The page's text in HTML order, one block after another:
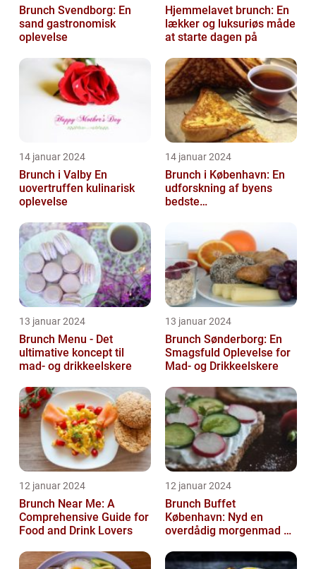
Brunch Svendborg: En
sand gastronomisk
oplevelse
Hjemmelavet brunch: En
lækker og luksuriøs måde
at starte dagen på
14 januar 2024
Brunch i Valby En
uovertruffen kulinarisk
oplevelse
14 januar 2024
Brunch i København: En
udforskning af byens
bedste
13 januar 2024
Brunch Menu - Det
ultimative koncept til
mad- og drikkeelskere
13 januar 2024
Brunch Sønderborg: En
Smagsfuld Oplevelse for
Mad- og Drikkeelskere
12 januar 2024
Brunch Near Me: A
Comprehensive Guide for
Food and Drink Lovers
12 januar 2024
Brunch Buffet
København: Nyd en
overdådig morgenmad og